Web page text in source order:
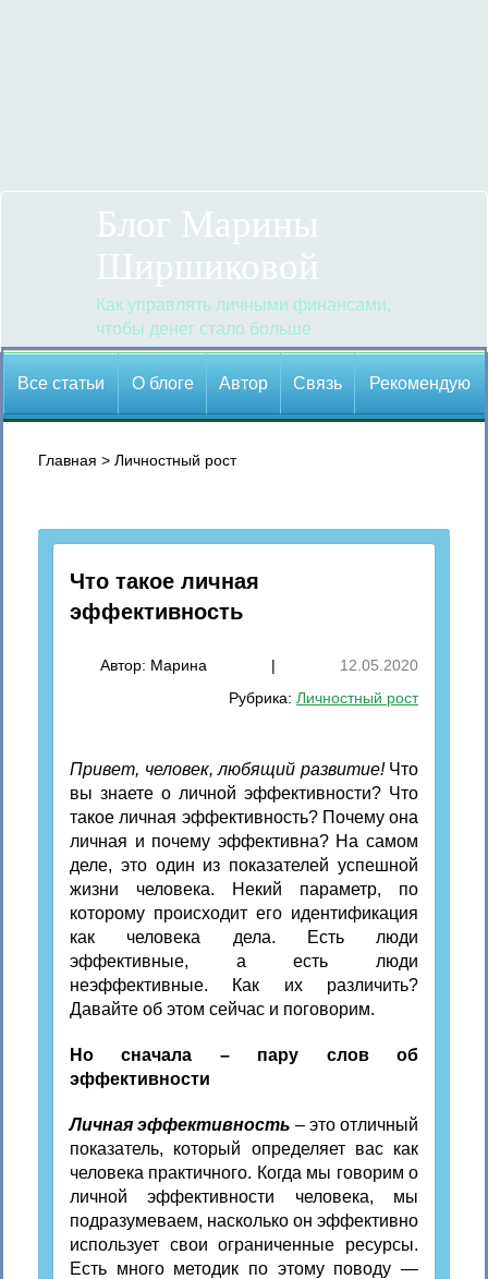
Блог Марины
Ширшиковой
Как управлять личными финансами,
чтобы денег стало больше
Все статьи О блоге Автор Cвязь Рекомендую
Главная > Личностный рост
Что такое личная
эффективность
Автор: Марина |
12.05.2020
Рубрика: Личностный рост
Привет, человек, любящий развитие!Что
вы знаете о личной эффективности? Что
такое личная эффективность? Почему она
личная и почему эффективна? На самом
деле, это один из показателей успешной
жизни человека. Некий параметр, по
которому происходит его идентификация
как человека дела. Есть люди
эффективные, а есть люди
неэффективные. Как их различить?
Давайте об этом сейчас и поговорим.
Но сначала – пару слов об
эффективности
Личная эффективность – это отличный
показатель, который определяет вас как
человека практичного. Когда мы говорим о
личной эффективности человека, мы
подразумеваем, насколько он эффективно
использует свои ограниченные ресурсы.
Есть много методик по этому поводу —